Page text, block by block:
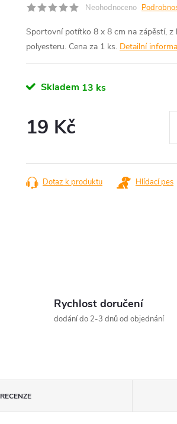
Neohodnoceno
Sportovní potítko 8 x 8 cm na zápěstí,
polyesteru. Cena za 1 ks. Detailní
Skladem 13 ks
19 Kč
Dotaz k produktu Hlídací pes
Rychlost doručení
dodání do 2-3 dnů od objednání
RECENZE